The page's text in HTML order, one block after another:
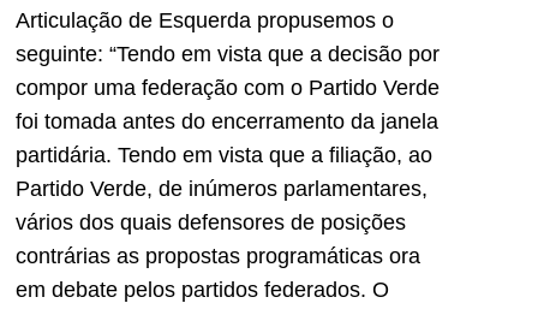
Articulação de Esquerda propusemos o
seguinte: “Tendo em vista que a decisão por
compor uma federação com o Partido Verde
foi tomada antes do encerramento da janela
partidária. Tendo em vista que a filiação, ao
Partido Verde, de inúmeros parlamentares,
vários dos quais defensores de posições
contrárias as propostas programáticas ora
em debate pelos partidos federados. O